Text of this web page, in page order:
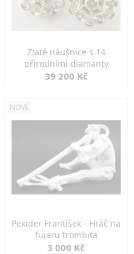
Zlaté náušnice s 14
přírodními diamanty
39 200 Kč
NOVÉ
Pexider František - Hráč na
fujaru trombita
3 000 Kč